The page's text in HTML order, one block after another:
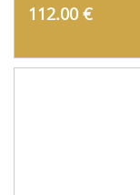
112.00 €